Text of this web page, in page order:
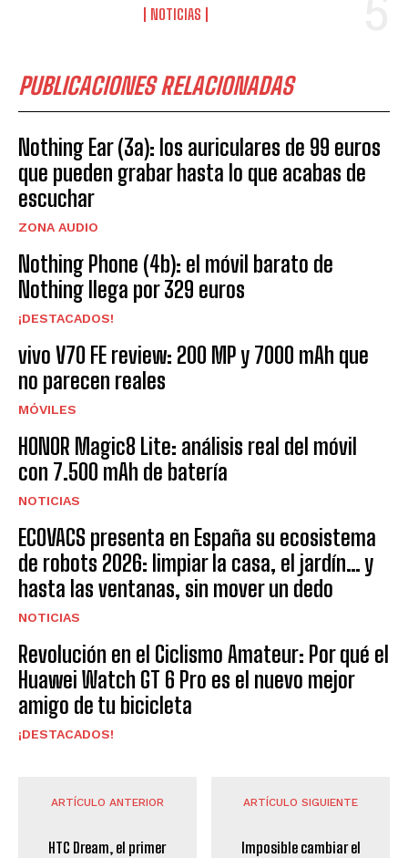
NOTICIAS
PUBLICACIONES RELACIONADAS
Nothing Ear (3a): los auriculares de 99 euros
que pueden grabar hasta lo que acabas de
escuchar
ZONA AUDIO
Nothing Phone (4b): el móvil barato de
Nothing llega por 329 euros
¡DESTACADOS!
vivo V70 FE review: 200 MP y 7000 mAh que
no parecen reales
MÓVILES
HONOR Magic8 Lite: análisis real del móvil
con 7.500 mAh de batería
NOTICIAS
ECOVACS presenta en España su ecosistema
de robots 2026: limpiar la casa, el jardín… y
hasta las ventanas, sin mover un dedo
NOTICIAS
Revolución en el Ciclismo Amateur: Por qué el
Huawei Watch GT 6 Pro es el nuevo mejor
amigo de tu bicicleta
¡DESTACADOS!
ARTÍCULO ANTERIOR
HTC Dream, el primer
ARTÍCULO SIGUIENTE
Imposible cambiar el